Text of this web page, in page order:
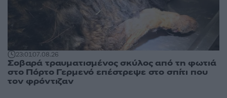
23:0107.08.26
Σοβαρά τραυματισμένος σκύλος από τη φωτιά
στο Πόρτο Γερμενό επέστρεψε στο σπίτι που
τον φρόντιζαν